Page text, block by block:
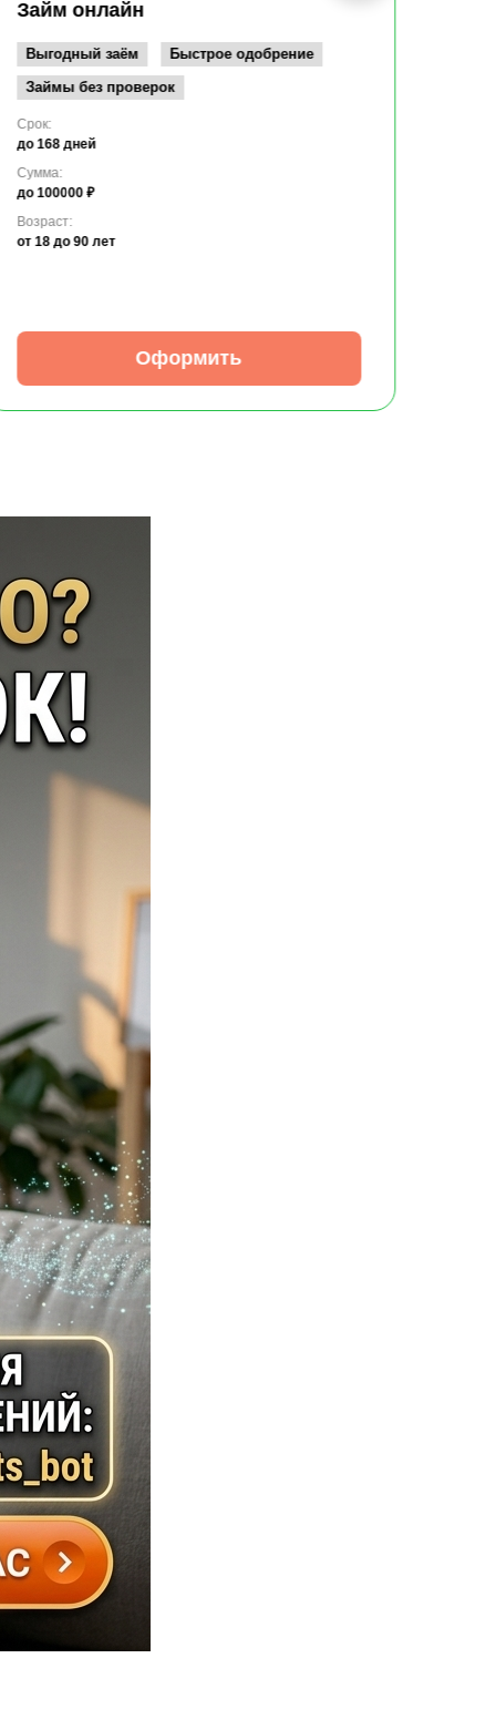
Займ онлайн
Выгодный заём
Быстрое одобрение
Займы без проверок
Срок:
до 168 дней
Сумма:
до 100000 ₽
Возраст:
от 18 до 90 лет
Оформить